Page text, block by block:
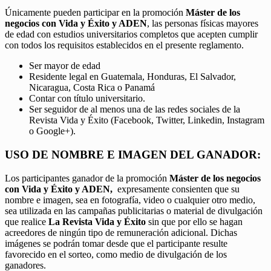
Únicamente pueden participar en la promoción Máster de los
negocios con Vida y Éxito y ADEN, las personas físicas mayores
de edad con estudios universitarios completos que acepten cumplir
con todos los requisitos establecidos en el presente reglamento.
Ser mayor de edad
Residente legal en Guatemala, Honduras, El Salvador,
Nicaragua, Costa Rica o Panamá
Contar con título universitario.
Ser seguidor de al menos una de las redes sociales de la
Revista Vida y Éxito (Facebook, Twitter, Linkedin, Instagram
o Google+).
USO DE NOMBRE E IMAGEN DEL GANADOR:
Los participantes ganador de la promoción Máster de los negocios
con Vida y Éxito y ADEN, expresamente consienten que su
nombre e imagen, sea en fotografía, video o cualquier otro medio,
sea utilizada en las campañas publicitarias o material de divulgación
que realice La Revista Vida y Éxito sin que por ello se hagan
acreedores de ningún tipo de remuneración adicional. Dichas
imágenes se podrán tomar desde que el participante resulte
favorecido en el sorteo, como medio de divulgación de los
ganadores.